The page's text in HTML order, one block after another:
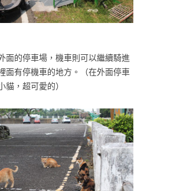
面的停車場，機車則可以繼續騎進
面有停機車的地方。（在外面停車
貓，超可愛的）